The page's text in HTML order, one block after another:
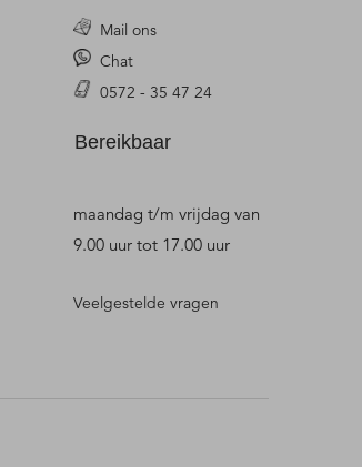
Mail ons
Chat
0572 - 35 47 24
Bereikbaar
maandag t/m vrijdag van
9.00 uur tot 17.00 uur
Veelgestelde vragen